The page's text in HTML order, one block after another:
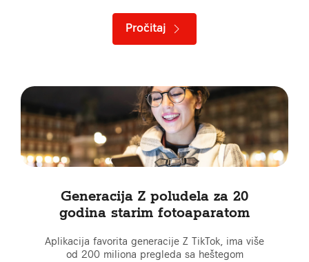
Pročitaj
Generacija Z poludela za 20
godina starim fotoaparatom
Aplikacija favorita generacije Z TikTok, ima više
od 200 miliona pregleda sa heštegom